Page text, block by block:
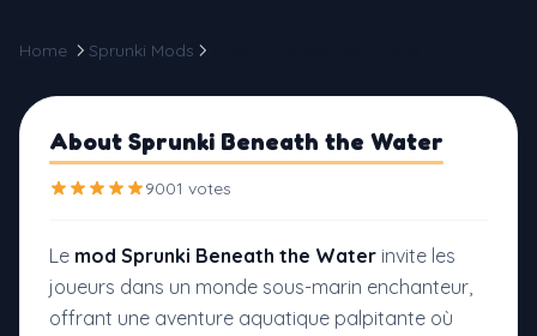
Home Sprunki Mods
About Sprunki Beneath the Water
9001 votes
Le mod Sprunki Beneath the Water invite les
joueurs dans un monde sous-marin enchanteur,
offrant une aventure aquatique palpitante où